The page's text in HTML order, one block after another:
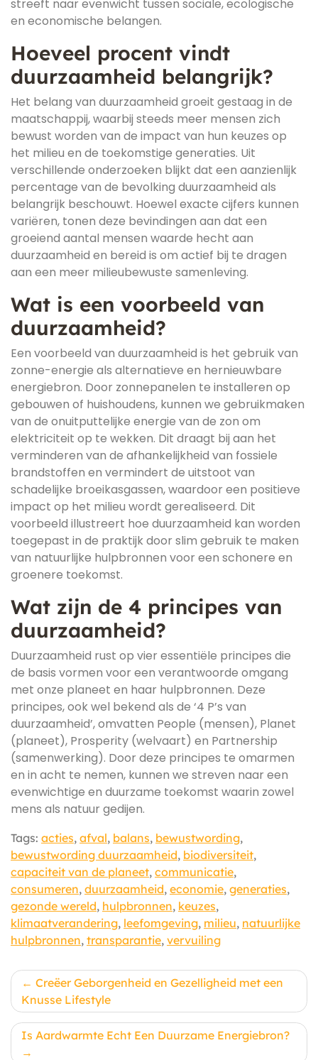
streeft naar evenwicht tussen sociale, ecologische
en economische belangen.
Hoeveel procent vindt
duurzaamheid belangrijk?
Het belang van duurzaamheid groeit gestaag in de
maatschappij, waarbij steeds meer mensen zich
bewust worden van de impact van hun keuzes op
het milieu en de toekomstige generaties. Uit
verschillende onderzoeken blijkt dat een aanzienlijk
percentage van de bevolking duurzaamheid als
belangrijk beschouwt. Hoewel exacte cijfers kunnen
variëren, tonen deze bevindingen aan dat een
groeiend aantal mensen waarde hecht aan
duurzaamheid en bereid is om actief bij te dragen
aan een meer milieubewuste samenleving.
Wat is een voorbeeld van
duurzaamheid?
Een voorbeeld van duurzaamheid is het gebruik van
zonne-energie als alternatieve en hernieuwbare
energiebron. Door zonnepanelen te installeren op
gebouwen of huishoudens, kunnen we gebruikmaken
van de onuitputtelijke energie van de zon om
elektriciteit op te wekken. Dit draagt bij aan het
verminderen van de afhankelijkheid van fossiele
brandstoffen en vermindert de uitstoot van
schadelijke broeikasgassen, waardoor een positieve
impact op het milieu wordt gerealiseerd. Dit
voorbeeld illustreert hoe duurzaamheid kan worden
toegepast in de praktijk door slim gebruik te maken
van natuurlijke hulpbronnen voor een schonere en
groenere toekomst.
Wat zijn de 4 principes van
duurzaamheid?
Duurzaamheid rust op vier essentiële principes die
de basis vormen voor een verantwoorde omgang
met onze planeet en haar hulpbronnen. Deze
principes, ook wel bekend als de ‘4 P’s van
duurzaamheid’, omvatten People (mensen), Planet
(planeet), Prosperity (welvaart) en Partnership
(samenwerking). Door deze principes te omarmen
en in acht te nemen, kunnen we streven naar een
evenwichtige en duurzame toekomst waarin zowel
mens als natuur gedijen.
Tags: acties, afval, balans, bewustwording,
bewustwording duurzaamheid, biodiversiteit,
capaciteit van de planeet, communicatie,
consumeren, duurzaamheid, economie, generaties,
gezonde wereld, hulpbronnen, keuzes,
klimaatverandering, leefomgeving, milieu, natuurlijke
hulpbronnen, transparantie, vervuiling
Berichtnavigatie
Creëer Geborgenheid en Gezelligheid met een
Knusse Lifestyle
Is Aardwarmte Echt Een Duurzame Energiebron?